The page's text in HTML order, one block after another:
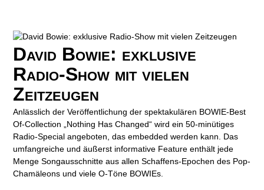
David Bowie: exklusive
Radio-Show mit vielen
Zeitzeugen
Anlässlich der Veröffentlichung der spektakulären BOWIE-Best
Of-Collection „Nothing Has Changed“ wird ein 50-minütiges
Radio-Special angeboten, das embedded werden kann. Das
umfangreiche und äußerst informative Feature enthält jede
Menge Songausschnitte aus allen Schaffens-Epochen des Pop-
Chamäleons und viele O-Töne BOWIEs.